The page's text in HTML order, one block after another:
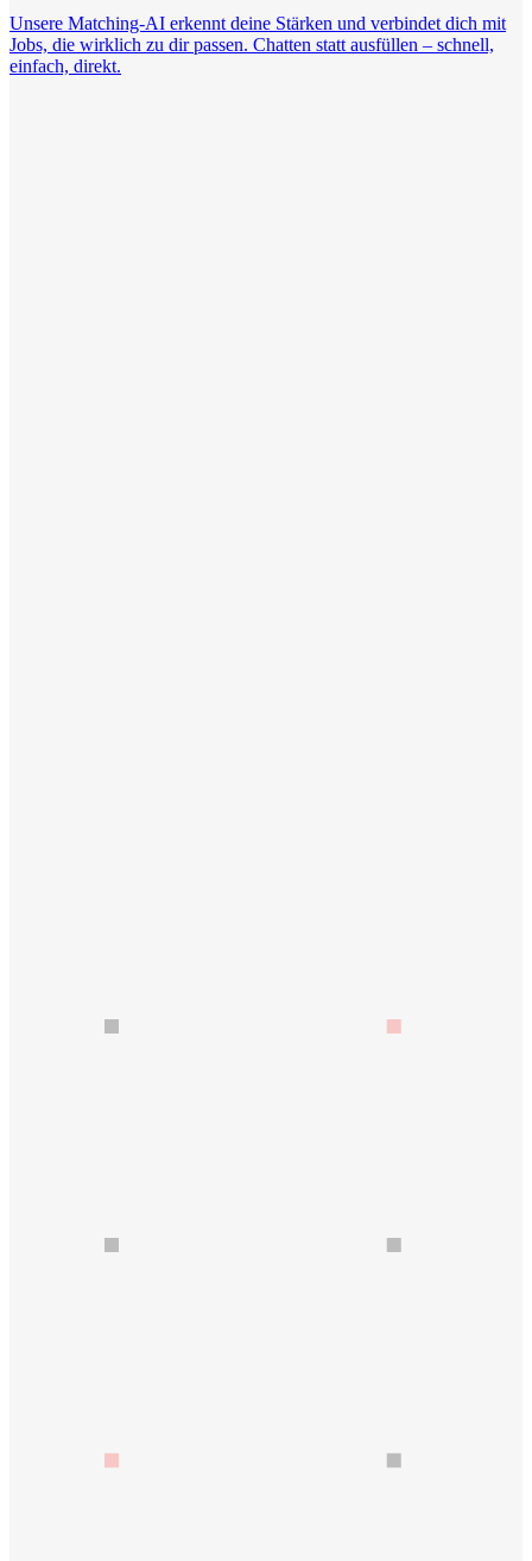
Unsere Matching-AI erkennt deine Stärken und verbindet dich mit
Jobs, die wirklich zu dir passen. Chatten statt ausfüllen – schnell,
einfach, direkt.